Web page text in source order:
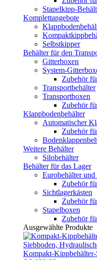
Stapelkipp-
Komplettangebote
Selbstkipper
Behälter für den
Gitterboxen
System-
Zubehör
Transportbehälter
Transportboxen
Zubehör
Klappbodenbehälter
Automatischer
Zubehör
Weitere Behälter
Silobehälter
Behälter für das Lager
Eurobehälter
Zubehör
Sichtlagerkästen
Zubehör
Stapelboxen
Zubehör
Ausgewählte Produkte
Kompakt-Kippbehälter-